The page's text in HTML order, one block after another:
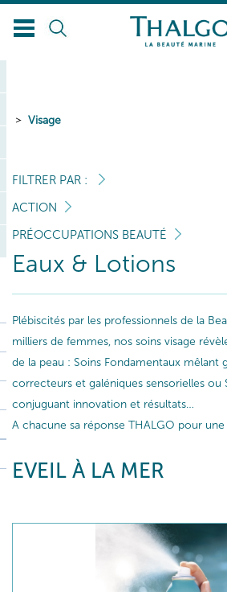
Visage
FILTRER PAR :
ACTION
PRÉOCCUPATIONS BEAUTÉ
Eaux & Lotions
Plébiscités par les professionnels de la
milliers de femmes, nos soins visage
de la peau : Soins Fondamentaux mêlant
correcteurs et galéniques sensorielles ou
conjuguant innovation et résultats…
A chacune sa réponse THALGO pour
EVEIL À LA MER